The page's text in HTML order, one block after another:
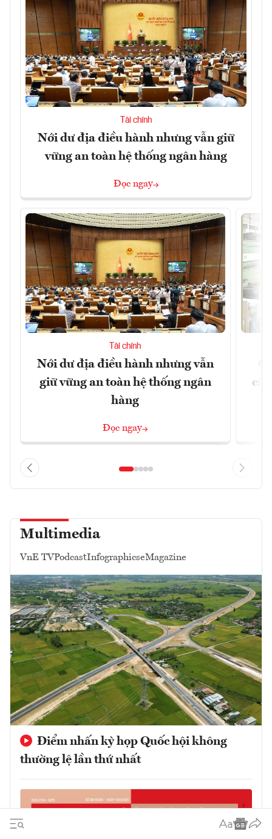
Tài chính
Nới dư địa điều hành nhưng vẫn giữ
vững an toàn hệ thống ngân hàng
Đọc ngay
Tài chính
Nới dư địa điều hành nhưng vẫn
giữ vững an toàn hệ thống ngân
hàng
Đọc ngay
Multimedia
VnE TVPodcastInfographicseMagazine
Điểm nhấn kỳ họp Quốc hội không
thường lệ lần thứ nhất